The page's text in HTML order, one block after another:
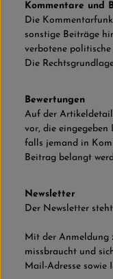
Kommentare und
Die
sonstige Beiträge
verbotene
Die
Bewertungen
Auf der
vor, die eingegeben
falls jemand in
Beitrag belangt
Newsletter
Der Newsletter
Mit der Anmeldung
missbraucht und
Mail-Adresse sowie